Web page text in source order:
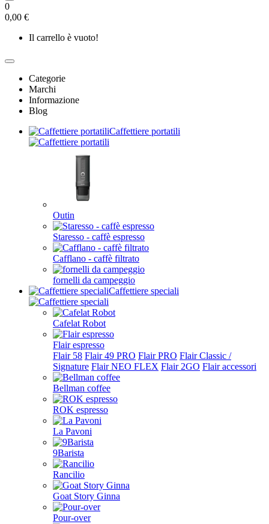
0
0,00 €
Il carrello è vuoto!
Categorie
Marchi
Informazione
Blog
Caffettiere portatili
Outin
Staresso - caffè espresso
Cafflano - caffè filtrato
fornelli da campeggio
Caffettiere speciali
Cafelat Robot
Flair espresso
Flair 58 Flair 49 PRO Flair PRO Flair Classic /
Signature Flair NEO FLEX Flair 2GO Flair accessori
Bellman coffee
ROK espresso
La Pavoni
9Barista
Rancilio
Goat Story Ginna
Pour-over